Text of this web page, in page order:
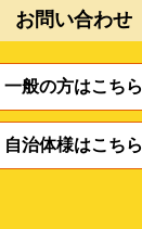
お問い合わせ
一般の方はこちら
自治体様はこちら